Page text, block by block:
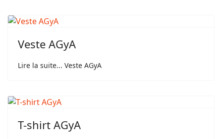
Veste AGyA
T-shirt AGyA